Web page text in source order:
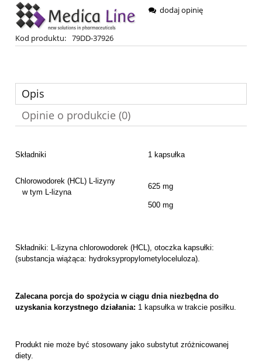
Kod produktu: 79DD-37926
dodaj opinię
Opis
Opinie o produkcie (0)
Składniki 1 kapsułka
Chlorowodorek (HCL) L-lizyny
w tym L-lizyna
625 mg
500 mg
Składniki: L-lizyna chlorowodorek (HCL), otoczka kapsułki:
(substancja wiążąca: hydroksypropylometyloceluloza).
Zalecana porcja do spożycia w ciągu dnia niezbędna do
uzyskania korzystnego działania: 1 kapsułka w trakcie posiłku.
Produkt nie może być stosowany jako substytut zróżnicowanej
diety.